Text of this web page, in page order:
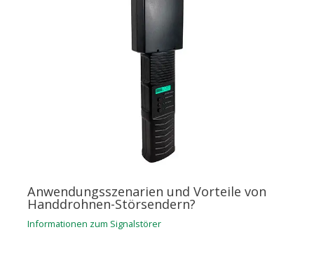
Anwendungsszenarien und Vorteile von
Handdrohnen-Störsendern?
Informationen zum Signalstörer